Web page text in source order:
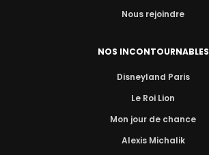
Nous rejoindre
NOS INCONTOURNABLES
Disneyland Paris
Le Roi Lion
Mon jour de chance
Alexis Michalik